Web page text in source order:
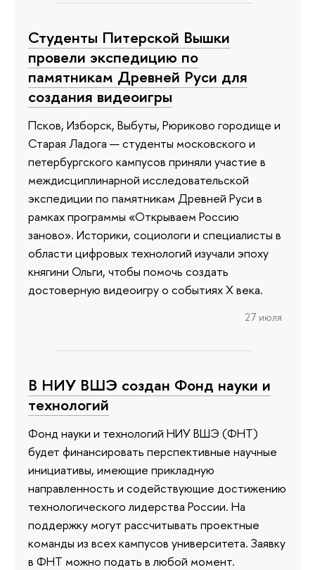
Студенты Питерской Вышки
провели экспедицию по
памятникам Древней Руси для
создания видеоигры
Псков, Изборск, Выбуты, Рюриково городище и
Старая Ладога — студенты московского и
петербургского кампусов приняли участие в
междисциплинарной исследовательской
экспедиции по памятникам Древней Руси в
рамках программы «Открываем Россию
заново». Историки, социологи и специалисты в
области цифровых технологий изучали эпоху
княгини Ольги, чтобы помочь создать
достоверную видеоигру о событиях X века.
27 июля
В НИУ ВШЭ создан Фонд науки и
технологий
Фонд науки и технологий НИУ ВШЭ (ФНТ)
будет финансировать перспективные научные
инициативы, имеющие прикладную
направленность и содействующие достижению
технологического лидерства России. На
поддержку могут рассчитывать проектные
команды из всех кампусов университета. Заявку
в ФНТ можно подать в любой момент.